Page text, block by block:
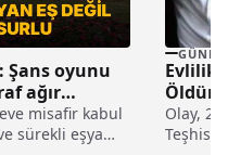
Şans oyunu
ağır
misafir kabul
sürekli eşya
Evlilik
Olay,
Teşhis